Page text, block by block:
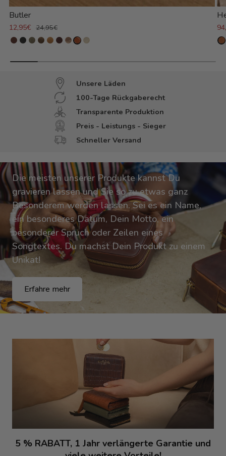
Butler
12,95€ 24,95€
Unsere Läden
100-Tage Rückgaberecht
Transparente Produktion
Preis - Leistungs - Sieger
Schneller Versand
Die meisten unserer Produkte kannst Du
gravieren lassen und Sie so zu etwas ganz
Besonderem werden lassen. Sei es ein Name,
ein besonderes Datum, Dein Motto, ein
besonderer Spruch oder Zeilen eines
Songtextes. Du machst Dein Produkt zu einem
Unikat!
Erfahre mehr
5 % RABATT, 1 Jahr verlängerte Garantie und